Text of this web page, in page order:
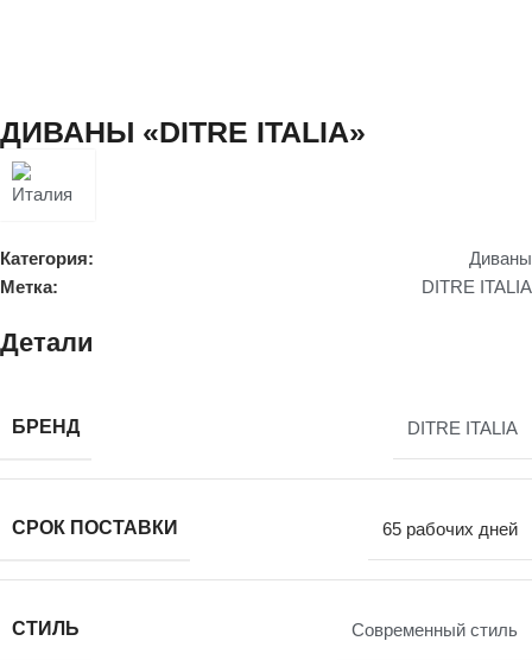
ДИВАНЫ «DITRE ITALIA»
Категория:
Диваны
Метка:
DITRE ITALIA
Детали
БРЕНД DITRE ITALIA
СРОК ПОСТАВКИ 65 рабочих дней
СТИЛЬ Современный стиль